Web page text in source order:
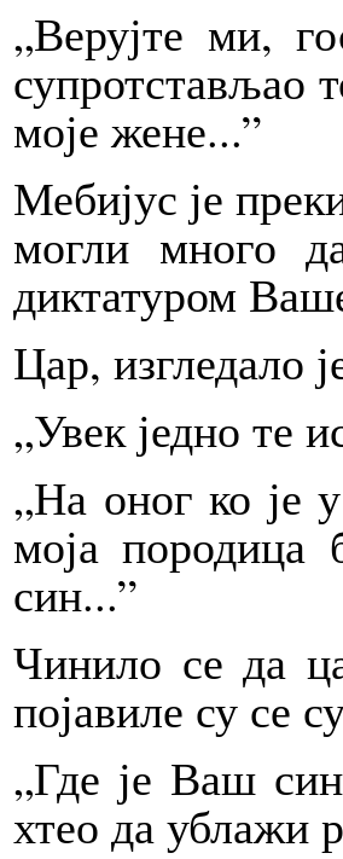
„Верујте ми,
супротстављао
моје жене...”
Мебијус је
могли много
диктатуром
Цар, изгледало
„Увек једно те
„На оног ко је
моја породица
син...”
Чинило се да
појавиле су се
„Где је Ваш
хтео да ублажи